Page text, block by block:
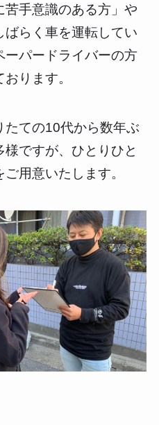
苦手意識のある方」や
ばらく車を運転してい
ーパードライバーの方
ります。
たての10代から数年ぶ
ですが、ひとりひと
用意いたします。